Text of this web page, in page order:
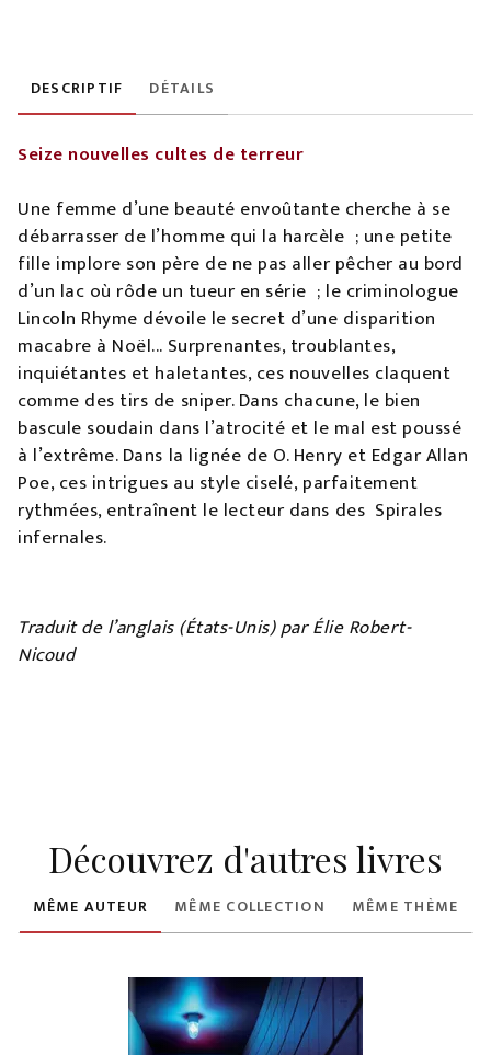
DESCRIPTIF DÉTAILS
Seize nouvelles cultes de terreur
Une femme d’une beauté envoûtante cherche à se
débarrasser de l’homme qui la harcèle ; une petite
fille implore son père de ne pas aller pêcher au bord
d’un lac où rôde un tueur en série ; le criminologue
Lincoln Rhyme dévoile le secret d’une disparition
macabre à Noël... Surprenantes, troublantes,
inquiétantes et haletantes, ces nouvelles claquent
comme des tirs de sniper. Dans chacune, le bien
bascule soudain dans l’atrocité et le mal est poussé
à l’extrême. Dans la lignée de O. Henry et Edgar Allan
Poe, ces intrigues au style ciselé, parfaitement
rythmées, entraînent le lecteur dans des Spirales
infernales.
Traduit de l’anglais (États-Unis) par Élie Robert-
Nicoud
Découvrez d'autres livres
MÊME AUTEUR MÊME COLLECTION MÊME THÈME